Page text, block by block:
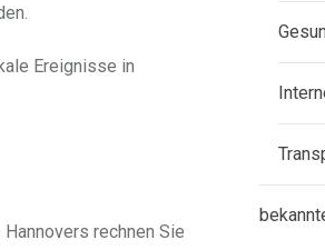
Ereignisse in
rechnen Sie